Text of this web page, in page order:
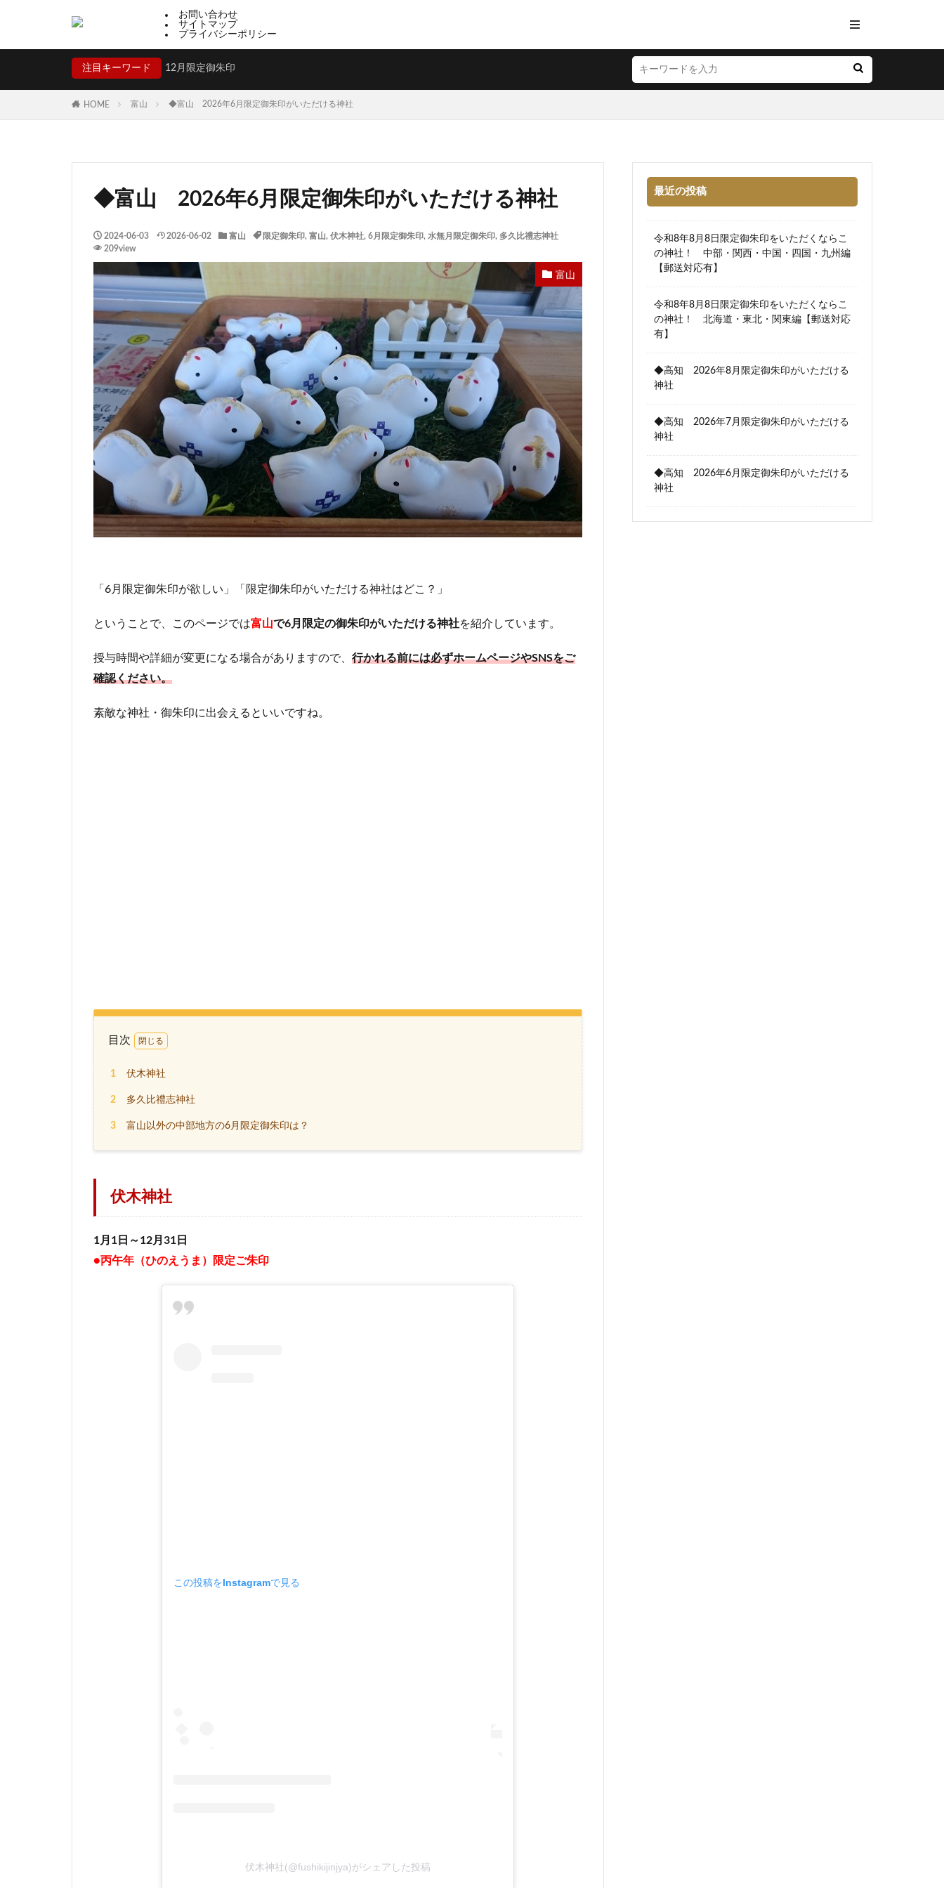
お問い合わせ
サイトマップ
プライバシーポリシー
注目キーワード 12月限定御朱印
HOME 富山 ◆富山 2026年6月限定御朱印がいただける神社
◆富山 2026年6月限定御朱印がいただける神社
2024-06-03 2026-06-02 富山 限定御朱印, 富山, 伏木神社, 6月限定御朱印, 水無月限定御朱印, 多久比禮志神社
209view
富山
「6月限定御朱印が欲しい」「限定御朱印がいただける神社はどこ？」
ということで、このページでは富山で6月限定の御朱印がいただける神社を紹介しています。
授与時間や詳細が変更になる場合がありますので、 行かれる前には必ずホームページやSNSをご
確認ください。
素敵な神社・御朱印に出会えるといいですね。
目次
1 伏木神社
2 多久比禮志神社
3 富山以外の中部地方の6月限定御朱印は？
伏木神社
1月1日～12月31日
●丙午年（ひのえうま）限定ご朱印
この投稿をInstagramで見る
伏木神社(@fushikijinjya)がシェアした投稿
最近の投稿
令和8年8月8日限定御朱印をいただくならこ
の神社！ 中部・関西・中国・四国・九州編
【郵送対応有】
令和8年8月8日限定御朱印をいただくならこ
の神社！ 北海道・東北・関東編【郵送対応
有】
◆高知 2026年8月限定御朱印がいただける
神社
◆高知 2026年7月限定御朱印がいただける
神社
◆高知 2026年6月限定御朱印がいただける
神社